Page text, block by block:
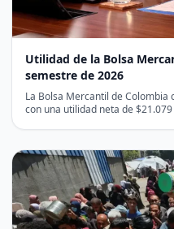
Utilidad de la Bolsa
semestre de 2026
La Bolsa Mercantil de
con una utilidad neta de